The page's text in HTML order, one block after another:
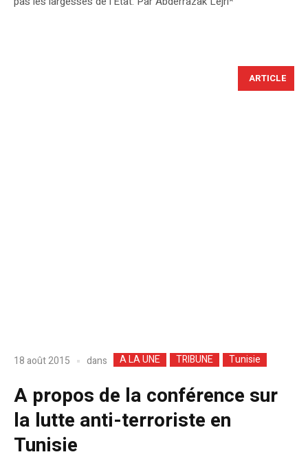
ARTICLE
18 août 2015 dans A LA UNE TRIBUNE Tunisie
A propos de la conférence sur
la lutte anti-terroriste en
Tunisie